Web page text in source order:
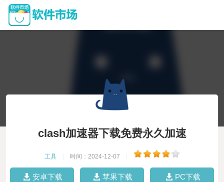
clash加速器下载免费永久加速
工具 时间：2024-12-07
安卓下载 苹果下载 PC下载